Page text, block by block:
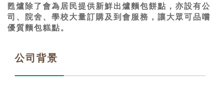
甦爐除了會為居民提供新鮮出爐麵包餅點，亦設有公
司、院舍、學校大量訂購及到會服務，讓大眾可品嚐
優質麵包糕點。
公司背景